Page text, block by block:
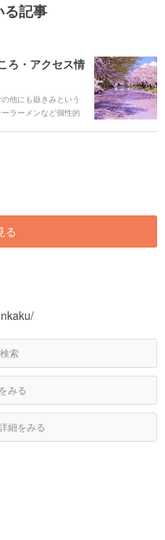
る記事
ろ・アクセス情
他にも嶽きみという
ラーメンなど個性的
高めたりパワーをも
る
索
みる
細をみる